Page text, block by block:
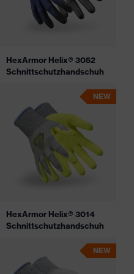
HexArmor Helix® 3052
Schnittschutzhandschuh
NEW
HexArmor Helix® 3014
Schnittschutzhandschuh
NEW